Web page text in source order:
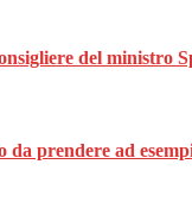
del ministro
prendere ad